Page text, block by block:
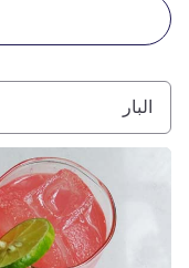
البار
راجع التفاصيل